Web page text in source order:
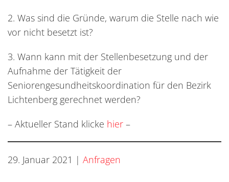
2. Was sind die Gründe, warum die Stelle nach wie
vor nicht besetzt ist?
3. Wann kann mit der Stellenbesetzung und der
Aufnahme der Tätigkeit der
Seniorengesundheitskoordination für den Bezirk
Lichtenberg gerechnet werden?
– Aktueller Stand klicke hier –
29. Januar 2021 | Anfragen